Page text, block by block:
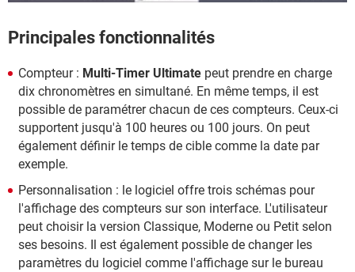
Principales fonctionnalités
Compteur : Multi-Timer Ultimate peut prendre en charge
dix chronomètres en simultané. En même temps, il est
possible de paramétrer chacun de ces compteurs. Ceux-ci
supportent jusqu'à 100 heures ou 100 jours. On peut
également définir le temps de cible comme la date par
exemple.
Personnalisation : le logiciel offre trois schémas pour
l'affichage des compteurs sur son interface. L'utilisateur
peut choisir la version Classique, Moderne ou Petit selon
ses besoins. Il est également possible de changer les
paramètres du logiciel comme l'affichage sur le bureau